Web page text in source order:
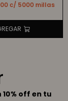
c/ 5000 millas
10% off en tu